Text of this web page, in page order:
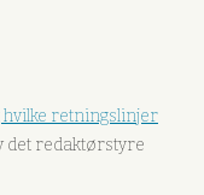
retningslinjer
det redaktørstyre